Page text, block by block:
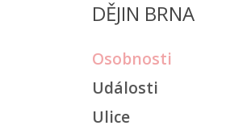
DĚJIN BRNA
Osobnosti
Události
Ulice